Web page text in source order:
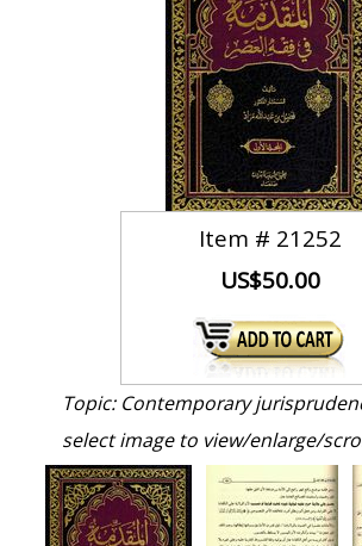
Item # 21252
US$50.00
Topic: Contemporary
select image to view/enlarge/